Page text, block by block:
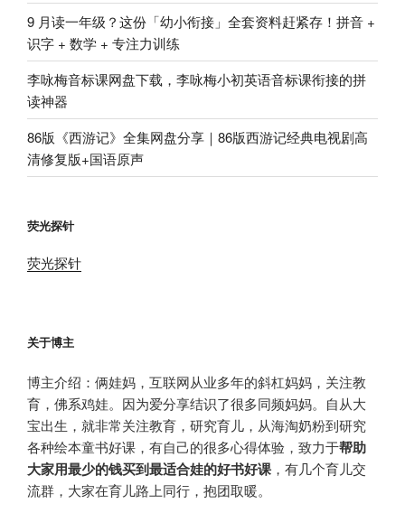
9 月读一年级？这份「幼小衔接」全套资料赶紧存！拼音 +
识字 + 数学 + 专注力训练
李咏梅音标课网盘下载，李咏梅小初英语音标课衔接的拼
读神器
86版《西游记》全集网盘分享｜86版西游记经典电视剧高
清修复版+国语原声
荧光探针
荧光探针
关于博主
博主介绍：俩娃妈，互联网从业多年的斜杠妈妈，关注教
育，佛系鸡娃。因为爱分享结识了很多同频妈妈。自从大
宝出生，就非常关注教育，研究育儿，从海淘奶粉到研究
各种绘本童书好课，有自己的很多心得体验，致力于帮助
大家用最少的钱买到最适合娃的好书好课 ，有几个育儿交
流群，大家在育儿路上同行，抱团取暖。